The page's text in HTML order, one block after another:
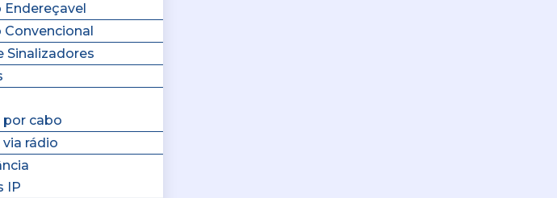
Endereçavel
Convencional
Sinalizadores
por cabo
rádio
IP